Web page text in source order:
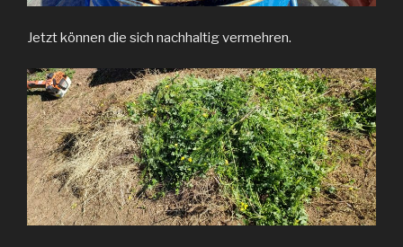
Jetzt können die sich nachhaltig vermehren.